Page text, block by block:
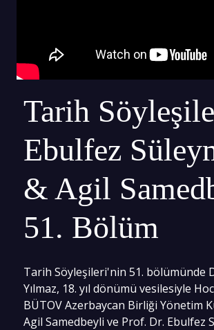
Tarih
Ebulfez
& Agil
51. Bölüm
Tarih Söyleşileri'nin 51. bölümünde
Yılmaz, 18. yıl dönümü vesilesiyle
BÜTOV Azerbaycan Birliği Yönetim
Agil Samedbeyli ve Prof. Dr. Ebulfez